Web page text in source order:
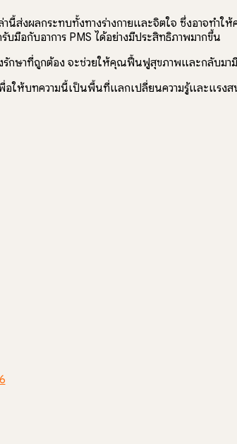
ส่งผลกระทบทั้งทางร่างกายและจิตใจ ซึ่งอาจทำใ
มือกับอาการ PMS ได้อย่างมีประสิทธิภาพมากขึ้น
งรักษาที่ถูกต้อง จะช่วยให้คุณฟื้นฟูสุขภาพและกลับมา
ให้บทความนี้เป็นพื้นที่แลกเปลี่ยนความรู้และแร